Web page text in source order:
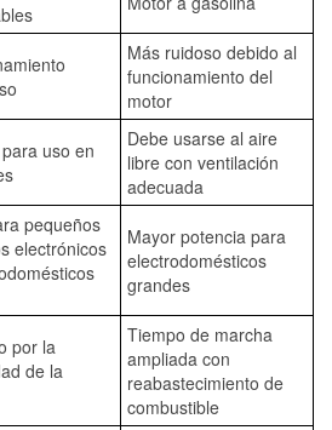
Más ruidoso debido al
funcionamiento del
motor
uso en
Debe usarse al aire
libre con ventilación
adecuada
pequeños
electrónicos
Mayor potencia para
electrodomésticos
grandes
por la
de la
Tiempo de marcha
ampliada con
reabastecimiento de
combustible